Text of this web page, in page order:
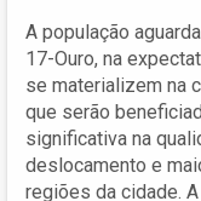
A população
17-Ouro, na
se materializem na
que serão
significativa na
deslocamento e
regiões da cidade.